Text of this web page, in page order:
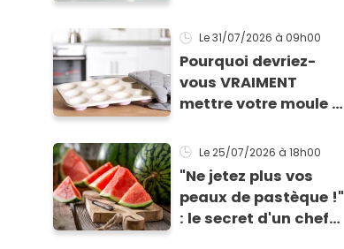
2 minutes et bien
meilleure pour la
santé
Le 31/07/2026 à 09h00
Pourquoi devriez-
vous VRAIMENT
mettre votre moule à
congélateur ? Cette
astuce va sauver vos
apéros d’été !
Le 25/07/2026 à 18h00
"Ne jetez plus vos
peaux de pastèque !"
: le secret d'un chef